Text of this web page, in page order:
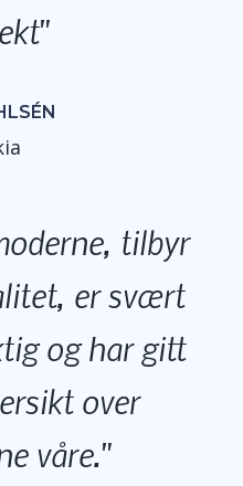
tilbyr
er svært
og har gitt
over
våre.